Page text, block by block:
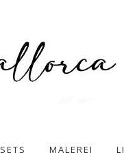
MALEREI